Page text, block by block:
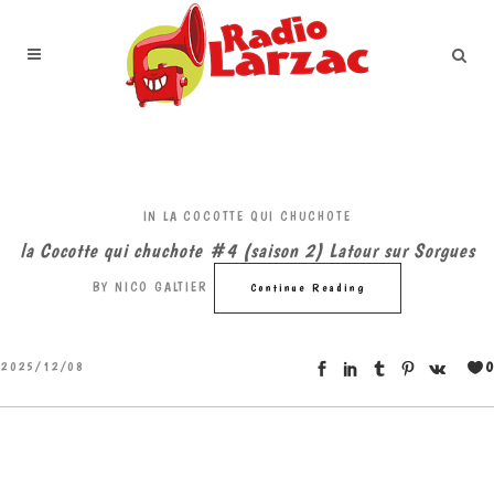
IN LA COCOTTE QUI CHUCHOTE
la Cocotte qui chuchote #4 (saison 2) Latour sur Sorgues
BY NICO GALTIER Continue Reading
2025/12/08 0